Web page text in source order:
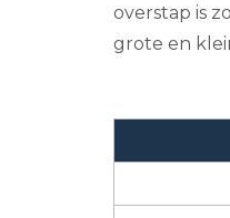
overstap is
grote en